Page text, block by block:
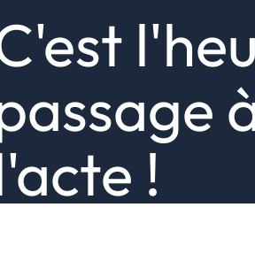
!